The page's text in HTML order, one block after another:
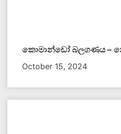
කොමාන්ඩෝ බලගණය –
October 15, 2024